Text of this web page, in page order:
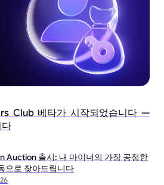
Club 베타가 시작되었습니다 —
Auction 출시: 내 마이너의 가장 공정한
으로 찾아드립니다